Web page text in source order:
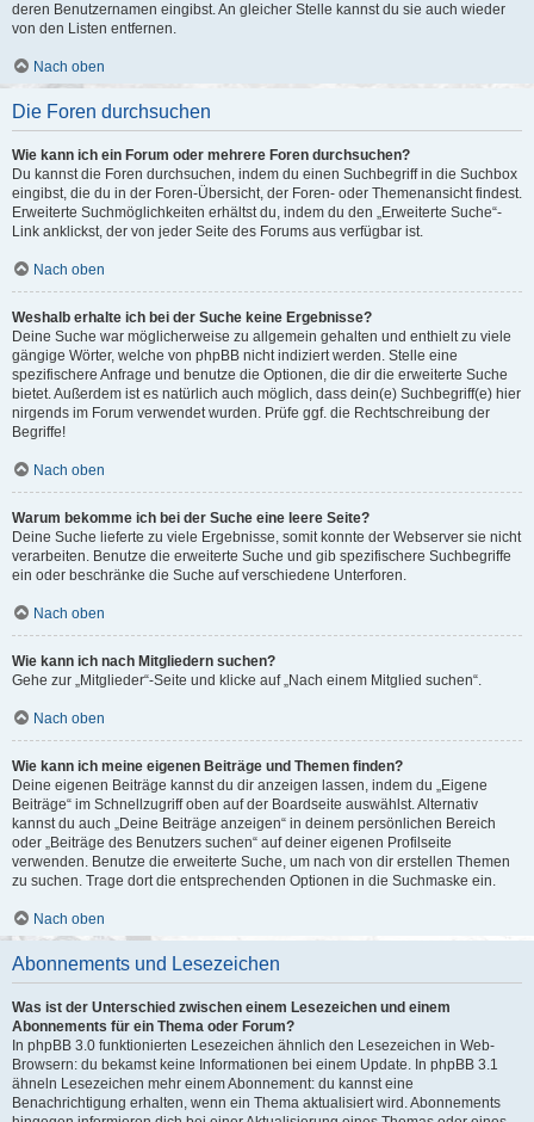
deren Benutzernamen eingibst. An gleicher Stelle kannst du sie auch wieder
von den Listen entfernen.
Nach oben
Die Foren durchsuchen
Wie kann ich ein Forum oder mehrere Foren durchsuchen?
Du kannst die Foren durchsuchen, indem du einen Suchbegriff in die Suchbox
eingibst, die du in der Foren-Übersicht, der Foren- oder Themenansicht findest.
Erweiterte Suchmöglichkeiten erhältst du, indem du den „Erweiterte Suche“-
Link anklickst, der von jeder Seite des Forums aus verfügbar ist.
Nach oben
Weshalb erhalte ich bei der Suche keine Ergebnisse?
Deine Suche war möglicherweise zu allgemein gehalten und enthielt zu viele
gängige Wörter, welche von phpBB nicht indiziert werden. Stelle eine
spezifischere Anfrage und benutze die Optionen, die dir die erweiterte Suche
bietet. Außerdem ist es natürlich auch möglich, dass dein(e) Suchbegriff(e) hier
nirgends im Forum verwendet wurden. Prüfe ggf. die Rechtschreibung der
Begriffe!
Nach oben
Warum bekomme ich bei der Suche eine leere Seite?
Deine Suche lieferte zu viele Ergebnisse, somit konnte der Webserver sie nicht
verarbeiten. Benutze die erweiterte Suche und gib spezifischere Suchbegriffe
ein oder beschränke die Suche auf verschiedene Unterforen.
Nach oben
Wie kann ich nach Mitgliedern suchen?
Gehe zur „Mitglieder“-Seite und klicke auf „Nach einem Mitglied suchen“.
Nach oben
Wie kann ich meine eigenen Beiträge und Themen finden?
Deine eigenen Beiträge kannst du dir anzeigen lassen, indem du „Eigene
Beiträge“ im Schnellzugriff oben auf der Boardseite auswählst. Alternativ
kannst du auch „Deine Beiträge anzeigen“ in deinem persönlichen Bereich
oder „Beiträge des Benutzers suchen“ auf deiner eigenen Profilseite
verwenden. Benutze die erweiterte Suche, um nach von dir erstellen Themen
zu suchen. Trage dort die entsprechenden Optionen in die Suchmaske ein.
Nach oben
Abonnements und Lesezeichen
Was ist der Unterschied zwischen einem Lesezeichen und einem
Abonnements für ein Thema oder Forum?
In phpBB 3.0 funktionierten Lesezeichen ähnlich den Lesezeichen in Web-
Browsern: du bekamst keine Informationen bei einem Update. In phpBB 3.1
ähneln Lesezeichen mehr einem Abonnement: du kannst eine
Benachrichtigung erhalten, wenn ein Thema aktualisiert wird. Abonnements